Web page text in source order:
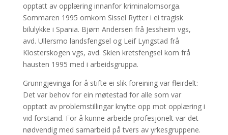
opptatt av opplæring innanfor kriminalomsorga.
Sommaren 1995 omkom Sissel Rytter i ei tragisk
bilulykke i Spania. Bjørn Andersen frå Jessheim vgs,
avd. Ullersmo landsfengsel og Leif Lyngstad frå
Klosterskogen vgs, avd. Skien kretsfengsel kom frå
hausten 1995 med i arbeidsgruppa.
Grunngjevinga for å stifte ei slik foreining var fleirdelt:
Det var behov for ein møtestad for alle som var
opptatt av problemstillingar knytte opp mot opplæring i
vid forstand. For å kunne arbeide profesjonelt var det
nødvendig med samarbeid på tvers av yrkesgruppene.